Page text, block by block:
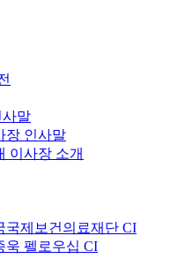
사말
장 인사말
이사장 소개
국제보건의료재단 CI
욱 펠로우십 CI